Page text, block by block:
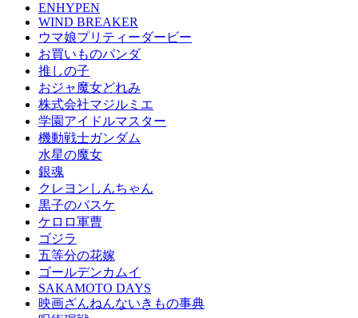
ENHYPEN
WIND BREAKER
ウマ娘プリティーダービー
お買いものパンダ
推しの子
おジャ魔女どれみ
株式会社マジルミエ
学園アイドルマスター
機動戦士ガンダム
水星の魔女
銀魂
クレヨンしんちゃん
黒子のバスケ
ケロロ軍曹
ゴジラ
五等分の花嫁
ゴールデンカムイ
SAKAMOTO DAYS
映画ざんねんないきもの事典